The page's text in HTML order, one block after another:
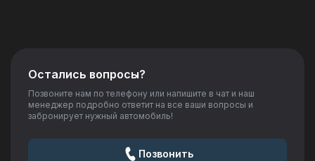
Остались вопросы?
Позвоните нам по телефону или напишите в чат и наш
менеджер подробно ответит на все ваши вопросы и
забронирует нужный автомобиль!
Позвонить